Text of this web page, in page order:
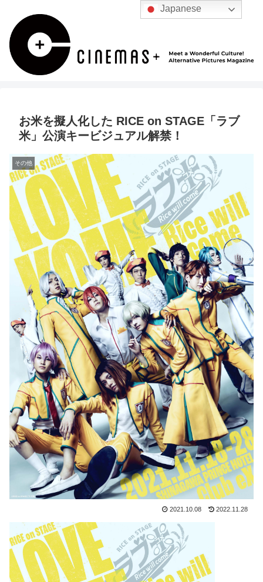
お米を擬人化した RICE on STAGE「ラブ
米」公演キービジュアル解禁！
その他
2021.10.08 2022.11.28
Japanese